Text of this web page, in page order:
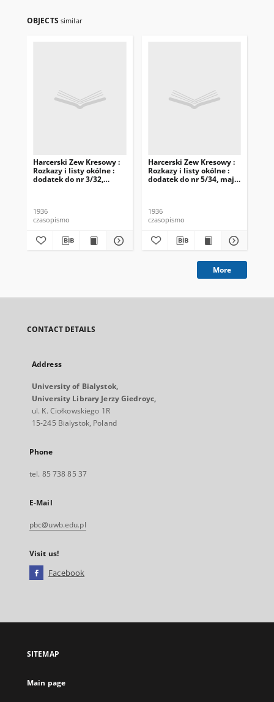
OBJECTS similar
Harcerski Zew Kresowy :
Rozkazy i listy okólne :
dodatek do nr 3/32,
1936
czasopismo
Harcerski Zew Kresowy :
Rozkazy i listy okólne :
dodatek do nr 5/34, maj
1936
czasopismo
More
CONTACT DETAILS
Address
University of Bialystok,
University Library Jerzy Giedroyc,
ul. K. Ciołkowskiego 1R
15-245 Bialystok, Poland
Phone
tel. 85 738 85 37
E-Mail
pbc@uwb.edu.pl
Visit us!
Facebook
open
new
SITEMAP
Main page